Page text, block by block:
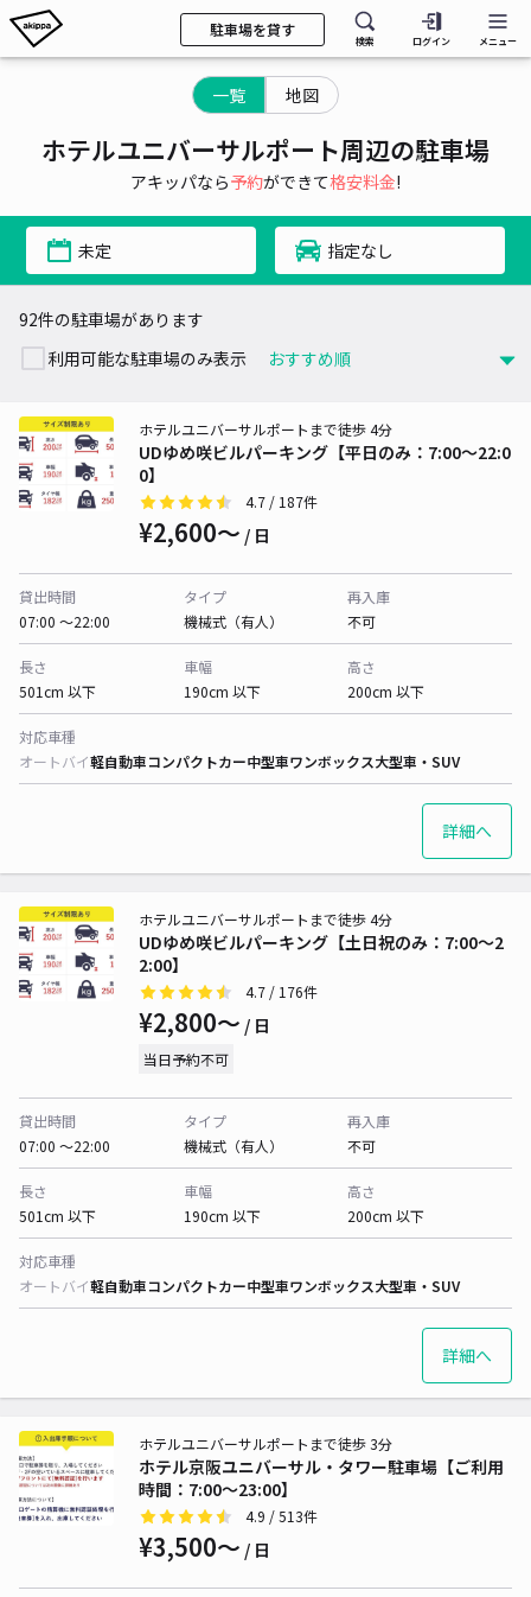
駐車場を貸す
検索 ログイン メニュー
一覧 地図
ホテルユニバーサルポート周辺の駐車場
アキッパなら予約ができて格安料金!
未定 指定なし
92件の駐車場があります
利用可能な駐車場のみ表示
UDゆめ咲ビルパーキング【平日のみ：7:00〜22:0
0】
ホテルユニバーサルポートまで徒歩 4分
4.7 / 187件
¥2,600〜 / 日
貸出時間
07:00 〜22:00
タイプ
機械式（有人）
再入庫
不可
長さ
501cm 以下
車幅
190cm 以下
高さ
200cm 以下
対応車種
オートバイ軽自動車コンパクトカー中型車ワンボックス大型車・SUV
詳細へ
UDゆめ咲ビルパーキング【土日祝のみ：7:00〜2
2:00】
ホテルユニバーサルポートまで徒歩 4分
4.7 / 176件
¥2,800〜 / 日
当日予約不可
貸出時間
07:00 〜22:00
タイプ
機械式（有人）
再入庫
不可
長さ
501cm 以下
車幅
190cm 以下
高さ
200cm 以下
対応車種
オートバイ軽自動車コンパクトカー中型車ワンボックス大型車・SUV
詳細へ
ホテル京阪ユニバーサル・タワー駐車場【ご利用
時間：7:00～23:00】
ホテルユニバーサルポートまで徒歩 3分
4.9 / 513件
¥3,500〜 / 日